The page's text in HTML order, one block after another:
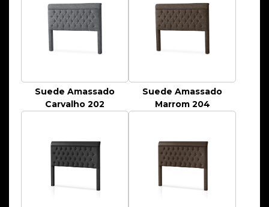
Suede Amassado
Carvalho 202
Suede Amassado
Marrom 204